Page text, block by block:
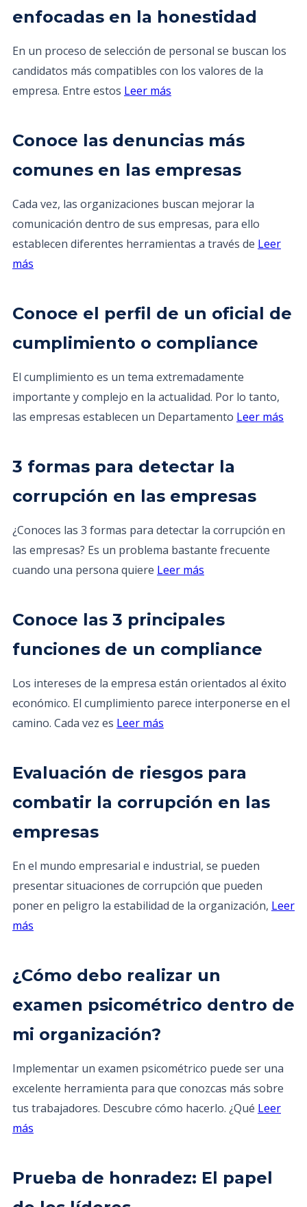
enfocadas en la honestidad
En un proceso de selección de personal se buscan los
candidatos más compatibles con los valores de la
empresa. Entre estos Leer más
Conoce las denuncias más
comunes en las empresas
Cada vez, las organizaciones buscan mejorar la
comunicación dentro de sus empresas, para ello
establecen diferentes herramientas a través de Leer
más
Conoce el perfil de un oficial de
cumplimiento o compliance
El cumplimiento es un tema extremadamente
importante y complejo en la actualidad. Por lo tanto,
las empresas establecen un Departamento Leer más
3 formas para detectar la
corrupción en las empresas
¿Conoces las 3 formas para detectar la corrupción en
las empresas? Es un problema bastante frecuente
cuando una persona quiere Leer más
Conoce las 3 principales
funciones de un compliance
Los intereses de la empresa están orientados al éxito
económico. El cumplimiento parece interponerse en el
camino. Cada vez es Leer más
Evaluación de riesgos para
combatir la corrupción en las
empresas
En el mundo empresarial e industrial, se pueden
presentar situaciones de corrupción que pueden
poner en peligro la estabilidad de la organización, Leer
más
¿Cómo debo realizar un
examen psicométrico dentro de
mi organización?
Implementar un examen psicométrico puede ser una
excelente herramienta para que conozcas más sobre
tus trabajadores. Descubre cómo hacerlo. ¿Qué Leer
más
Prueba de honradez: El papel